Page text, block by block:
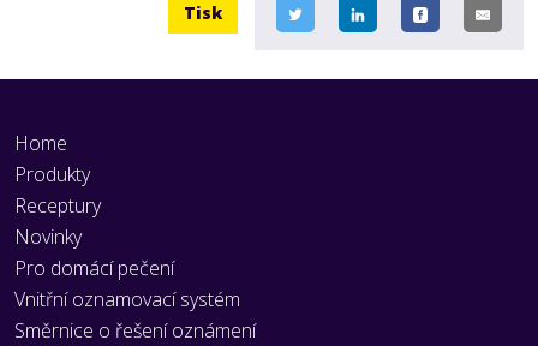
Tisk
Home
Produkty
Receptury
Novinky
Pro domácí pečení
Vnitřní oznamovací systém
Směrnice o řešení oznámení